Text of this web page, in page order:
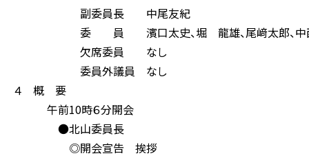
副委員長 中尾友紀
委 員 濱口太史、堀 龍雄、尾﨑太郎、中西
欠席委員 なし
委員外議員 なし
４ 概 要
午前10時６分開会
●北山委員長
◎開会宣告 挨拶